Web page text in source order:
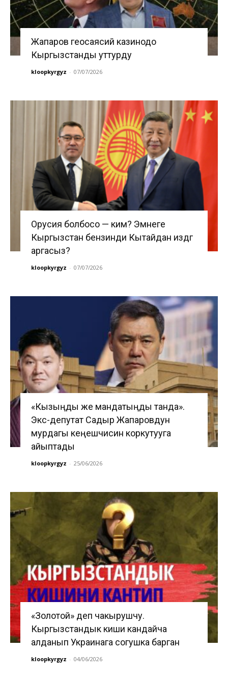
Жапаров геосаясий казинодо
Кыргызстанды уттурду
kloopkyrgyz - 07/07/2026
Орусия болбосо — ким? Эмнеге
Кыргызстан бензинди Кытайдан издөөгө
аргасыз?
kloopkyrgyz - 07/07/2026
«Кызыңды же мандатыңды танда».
Экс-депутат Садыр Жапаровдун
мурдагы кеңешчисин коркутууга
айыптады
kloopkyrgyz - 25/06/2026
«Золотой» деп чакырушчу.
Кыргызстандык киши кандайча
алданып Украинага согушка барган
kloopkyrgyz - 04/06/2026